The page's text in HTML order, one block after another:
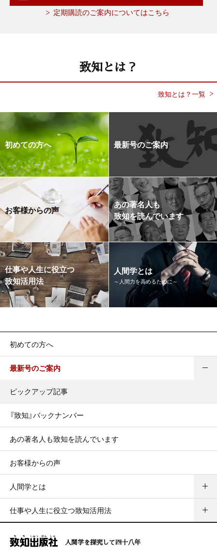
定期購読のご案内についてはこちら
致知とは？
致知とは？一覧
初めての方へ 最新号のご案内
お客様からの声
あの著名人も
致知を読んでいます
仕事や人生に役立つ
致知活用法
人間学とは
～人間力を高めるために～
初めての方へ
最新号のご案内
ピックアップ記事
『致知』バックナンバー
あの著名人も致知を読んでいます
お客様からの声
人間学とは
仕事や人生に役立つ致知活用法
人間学を探究して四十八年